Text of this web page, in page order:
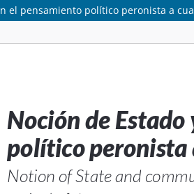
el pensamiento político peronista a